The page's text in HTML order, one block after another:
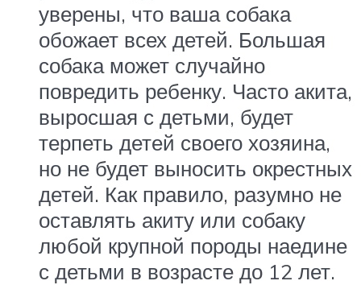
уверены, что ваша собака
обожает всех детей. Большая
собака может случайно
повредить ребенку. Часто акита,
выросшая с детьми, будет
терпеть детей своего хозяина,
но не будет выносить окрестных
детей. Как правило, разумно не
оставлять акиту или собаку
любой крупной породы наедине
с детьми в возрасте до 12 лет.